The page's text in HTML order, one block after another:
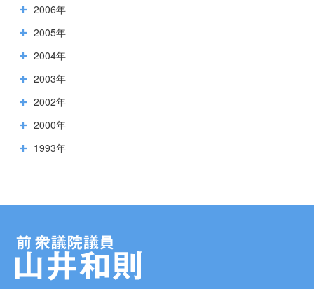
2006年
2005年
2004年
2003年
2002年
2000年
1993年